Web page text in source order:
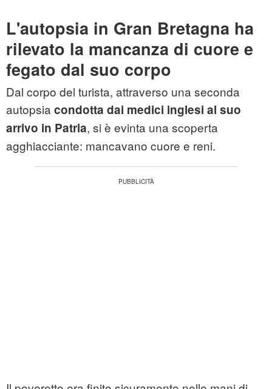
L'autopsia in Gran Bretagna ha
rilevato la mancanza di cuore e
fegato dal suo corpo
Dal corpo del turista, attraverso una seconda
autopsia condotta dai medici inglesi al suo
arrivo in Patria, si è evinta una scoperta
agghiacciante: mancavano cuore e reni.